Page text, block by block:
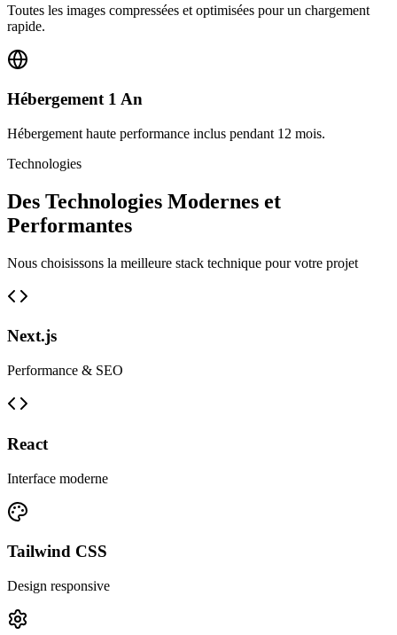
Toutes les images compressées et optimisées pour un chargement
rapide.
Hébergement 1 An
Hébergement haute performance inclus pendant 12 mois.
Technologies
Des Technologies Modernes et
Performantes
Nous choisissons la meilleure stack technique pour votre projet
Next.js
Performance & SEO
React
Interface moderne
Tailwind CSS
Design responsive